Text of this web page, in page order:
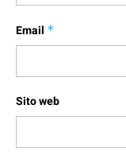
Email *
Sito web